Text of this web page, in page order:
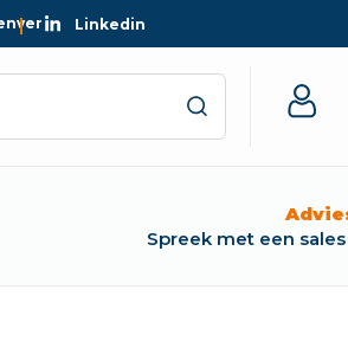
Linkedin
Spreek met een